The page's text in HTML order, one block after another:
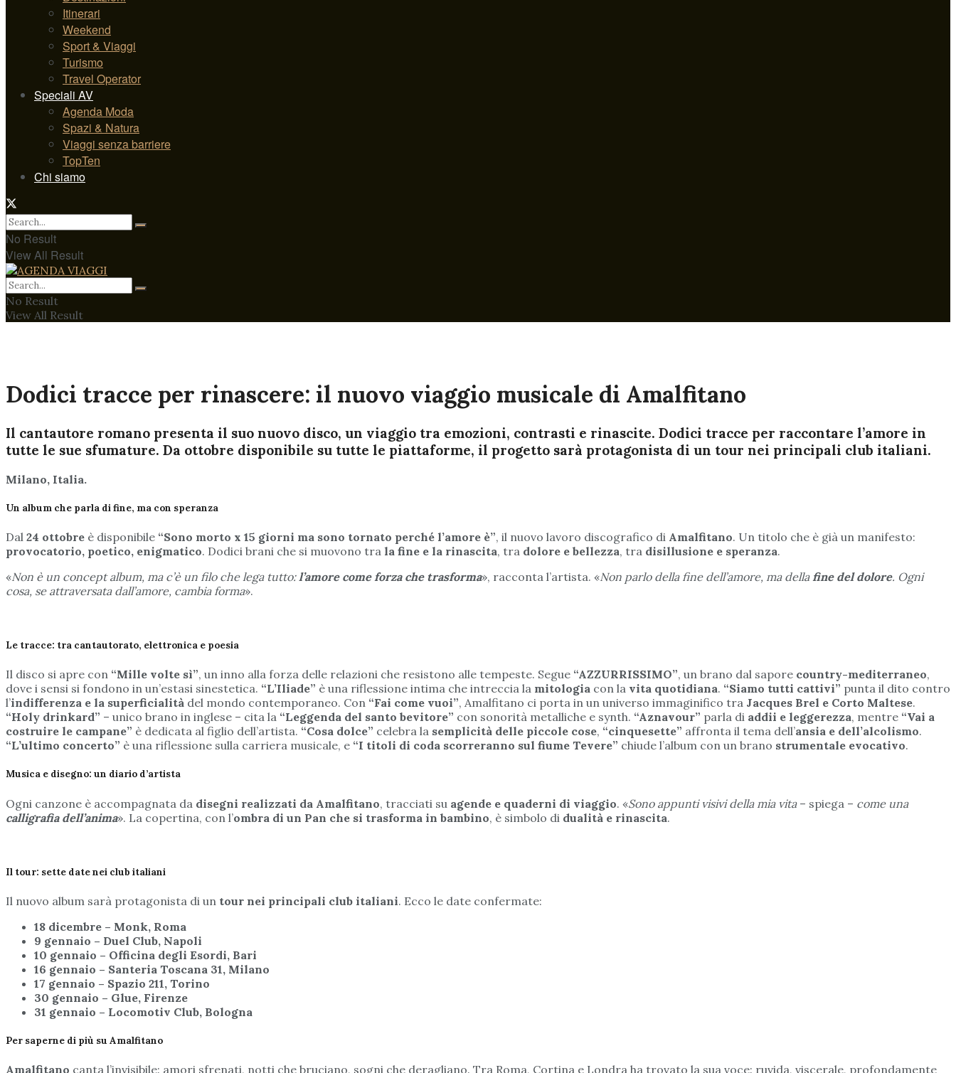
Itinerari
Weekend
Sport & Viaggi
Turismo
Travel Operator
Speciali AV
Agenda Moda
Spazi & Natura
Viaggi senza barriere
TopTen
Chi siamo
No Result
View All Result
No Result
View All Result
Dodici tracce per rinascere: il nuovo viaggio musicale di Amalfitano
Il cantautore romano presenta il suo nuovo disco, un viaggio tra emozioni, contrasti e rinascite. Dodici tracce per raccontare l’amore in
tutte le sue sfumature. Da ottobre disponibile su tutte le piattaforme, il progetto sarà protagonista di un tour nei principali club italiani.
Milano, Italia.
Un album che parla di fine, ma con speranza
Dal 24 ottobre è disponibile “Sono morto x 15 giorni ma sono tornato perché l’amore è”, il nuovo lavoro discografico di Amalfitano. Un titolo che è già un manifesto:
provocatorio, poetico, enigmatico. Dodici brani che si muovono tra la fine e la rinascita, tra dolore e bellezza, tra disillusione e speranza.
«Non è un concept album, ma c’è un filo che lega tutto: l’amore come forza che trasforma», racconta l’artista. «Non parlo della fine dell’amore, ma della fine del dolore. Ogni
cosa, se attraversata dall’amore, cambia forma».
Le tracce: tra cantautorato, elettronica e poesia
Il disco si apre con “Mille volte sì”, un inno alla forza delle relazioni che resistono alle tempeste. Segue “AZZURRISSIMO”, un brano dal sapore country-mediterraneo,
dove i sensi si fondono in un’estasi sinestetica. “L’Iliade” è una riflessione intima che intreccia la mitologia con la vita quotidiana. “Siamo tutti cattivi” punta il dito contro
l’indifferenza e la superficialità del mondo contemporaneo. Con “Fai come vuoi”, Amalfitano ci porta in un universo immaginifico tra Jacques Brel e Corto Maltese.
“Holy drinkard” – unico brano in inglese – cita la “Leggenda del santo bevitore” con sonorità metalliche e synth. “Aznavour” parla di addii e leggerezza, mentre “Vai a
costruire le campane” è dedicata al figlio dell’artista. “Cosa dolce” celebra la semplicità delle piccole cose, “cinquesette” affronta il tema dell’ansia e dell’alcolismo.
“L’ultimo concerto” è una riflessione sulla carriera musicale, e “I titoli di coda scorreranno sul fiume Tevere” chiude l’album con un brano strumentale evocativo.
Musica e disegno: un diario d’artista
Ogni canzone è accompagnata da disegni realizzati da Amalfitano, tracciati su agende e quaderni di viaggio. «Sono appunti visivi della mia vita – spiega – come una
calligrafia dell’anima». La copertina, con l’ombra di un Pan che si trasforma in bambino, è simbolo di dualità e rinascita.
Il tour: sette date nei club italiani
Il nuovo album sarà protagonista di un tour nei principali club italiani. Ecco le date confermate:
18 dicembre – Monk, Roma
9 gennaio – Duel Club, Napoli
10 gennaio – Officina degli Esordi, Bari
16 gennaio – Santeria Toscana 31, Milano
17 gennaio – Spazio 211, Torino
30 gennaio – Glue, Firenze
31 gennaio – Locomotiv Club, Bologna
Per saperne di più su Amalfitano
Amalfitano canta l’invisibile: amori sfrenati, notti che bruciano, sogni che deragliano. Tra Roma, Cortina e Londra ha trovato la sua voce: ruvida, viscerale, profondamente